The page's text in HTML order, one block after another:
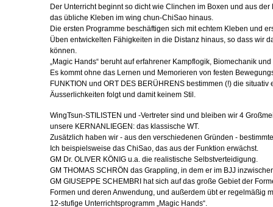
Der Unterricht beginnt so dicht wie Clinchen im Boxen und aus
das übliche Kleben im wing chun-ChiSao hinaus.
Die ersten Programme beschäftigen sich mit echtem Kleben und
Üben entwickelten Fähigkeiten in die Distanz hinaus, so dass wir
können.
„Magic Hands“ beruht auf erfahrener Kampflogik, Biomechanik
Es kommt ohne das Lernen und Memorieren von festen
FUNKTION und ORT DES BERÜHRENS bestimmen (!) die
Äusserlichkeiten folgt und damit keinem Stil.
WingTsun-STILISTEN und -Vertreter sind und bleiben wir 4
unsere KERNANLIEGEN: das klassische WT.
Zusätzlich haben wir - aus den verschiedenen Gründen -
Ich beispielsweise das ChiSao, das aus der Funktion erwächst.
GM Dr. OLIVER KÖNIG u.a. die realistische Selbstverteidigung.
GM THOMAS SCHRÖN das Grappling, in dem er im BJJ
GM GIUSEPPE SCHEMBRI hat sich auf das große Gebiet der
Formen und deren Anwendung, und außerdem übt er regelmäßig
12-stufige Unterrichtsprogramm „Magic Hands“.